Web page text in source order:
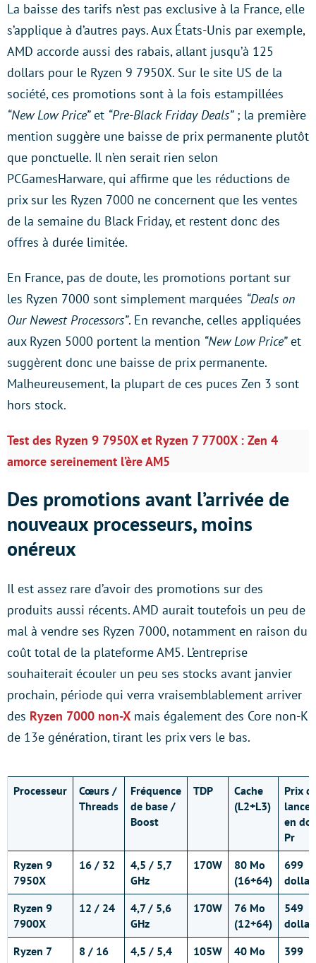
La baisse des tarifs n’est pas exclusive à la France, elle
s’applique à d’autres pays. Aux États-Unis par exemple,
AMD accorde aussi des rabais, allant jusqu’à 125
dollars pour le Ryzen 9 7950X. Sur le site US de la
société, ces promotions sont à la fois estampillées
“New Low Price”et “Pre-Black Friday Deals”; la première
mention suggère une baisse de prix permanente plutôt
que ponctuelle. Il n’en serait rien selon
PCGamesHarware, qui affirme que les réductions de
prix sur les Ryzen 7000 ne concernent que les ventes
de la semaine du Black Friday, et restent donc des
offres à durée limitée.
En France, pas de doute, les promotions portant sur
les Ryzen 7000 sont simplement marquées “Deals on
Our Newest Processors”. En revanche, celles appliquées
aux Ryzen 5000 portent la mention “New Low Price”et
suggèrent donc une baisse de prix permanente.
Malheureusement, la plupart de ces puces Zen 3 sont
hors stock.
Test des Ryzen 9 7950X et Ryzen 7 7700X : Zen 4
amorce sereinement l’ère AM5
Des promotions avant l’arrivée de
nouveaux processeurs, moins
onéreux
Il est assez rare d’avoir des promotions sur des
produits aussi récents. AMD aurait toutefois un peu de
mal à vendre ses Ryzen 7000, notamment en raison du
coût total de la plateforme AM5. L’entreprise
souhaiterait écouler un peu ses stocks avant janvier
prochain, période qui verra vraisemblablement arriver
des Ryzen 7000 non-X mais également des Core non-K
de 13e génération, tirant les prix vers le bas.
Processeur Cœurs /
Threads
Fréquence
de base /
Boost
TDP
Cache
(L2+L3)
Prix
en
Pr
Ryzen 9
7950X
16 / 32
4,5 / 5,7
GHz
170W
80 Mo
(16+64)
699
Ryzen 9
7900X
12 / 24
4,7 / 5,6
GHz
170W
76 Mo
(12+64)
549
Ryzen 7
8 / 16
4,5 / 5,4
105W
40 Mo
399